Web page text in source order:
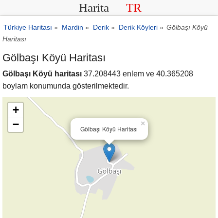
Harita TR
Türkiye Haritası » Mardin » Derik » Derik Köyleri » Gölbaşı Köyü
Haritası
Gölbaşı Köyü Haritası
Gölbaşı Köyü haritası 37.208443 enlem ve 40.365208
boylam konumunda gösterilmektedir.
Gölbaşı Köyü Haritası
×
+
−